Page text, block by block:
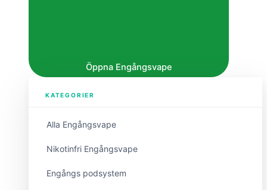
Öppna Engångsvape
KATEGORIER
Alla Engångsvape
Nikotinfri Engångsvape
Engångs podsystem